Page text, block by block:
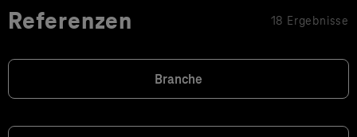
Referenzen 18 Ergebnisse
Branche